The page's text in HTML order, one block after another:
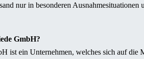
nur in besonderen
GmbH?
ist ein Unternehmen, welches sich auf die